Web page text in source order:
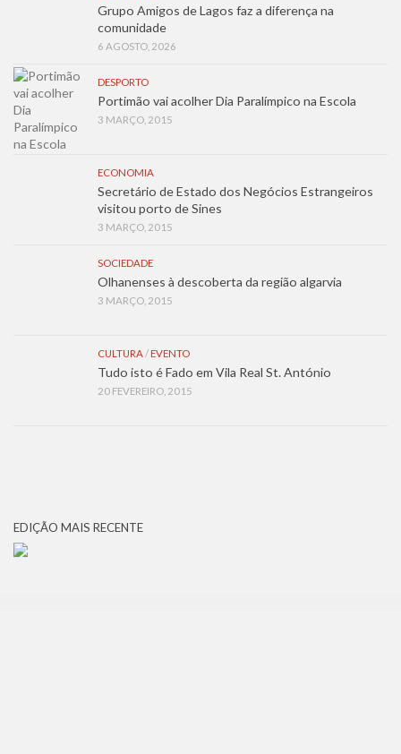
Grupo Amigos de Lagos faz a diferença na
comunidade
6 AGOSTO, 2026
DESPORTO
Portimão vai acolher Dia Paralímpico na Escola
3 MARÇO, 2015
ECONOMIA
Secretário de Estado dos Negócios Estrangeiros
visitou porto de Sines
3 MARÇO, 2015
SOCIEDADE
Olhanenses à descoberta da região algarvia
3 MARÇO, 2015
CULTURA/ EVENTO
Tudo isto é Fado em Vila Real St. António
20 FEVEREIRO, 2015
EDIÇÃO MAIS RECENTE